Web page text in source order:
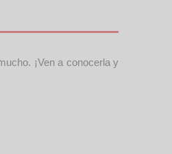
¡Ven a conocerla y